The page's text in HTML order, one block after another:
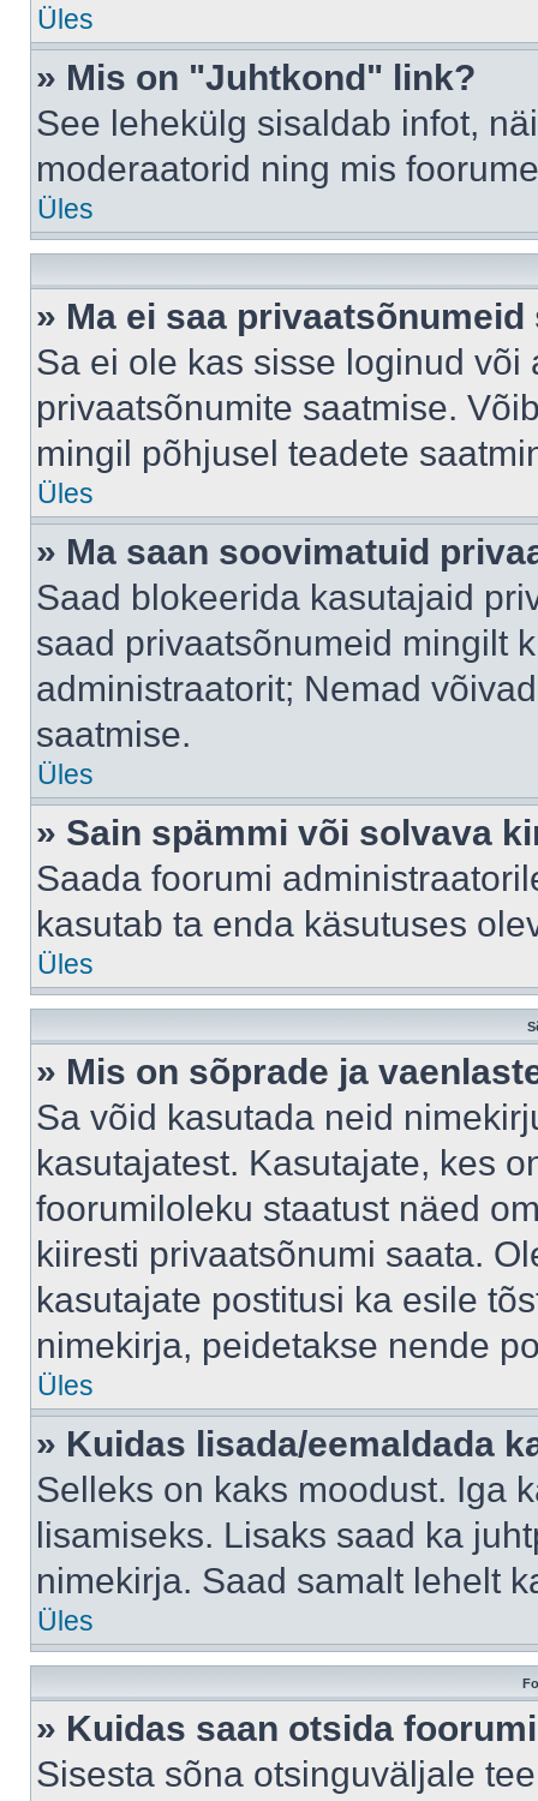
Üles
» Mis on "Juhtkond" link?
See lehekülg sisaldab infot,
moderaatorid ning mis
Üles
» Ma ei saa privaatsõnumeid
Sa ei ole kas sisse loginud
privaatsõnumite saatmise.
mingil põhjusel teadete
Üles
» Ma saan soovimatuid
Saad blokeerida kasutajaid
saad privaatsõnumeid mingilt
administraatorit; Nemad
saatmise.
Üles
» Sain spämmi või solvava
Saada foorumi
kasutab ta enda käsutuses
Üles
» Mis on sõprade ja
Sa võid kasutada neid
kasutajatest. Kasutajate, kes
foorumiloleku staatust näed
kiiresti privaatsõnumi saata.
kasutajate postitusi ka esile
nimekirja, peidetakse nende
Üles
» Kuidas lisada/eemaldada
Selleks on kaks moodust. Iga
lisamiseks. Lisaks saad ka
nimekirja. Saad samalt lehelt
Üles
» Kuidas saan otsida
Sisesta sõna otsinguväljale